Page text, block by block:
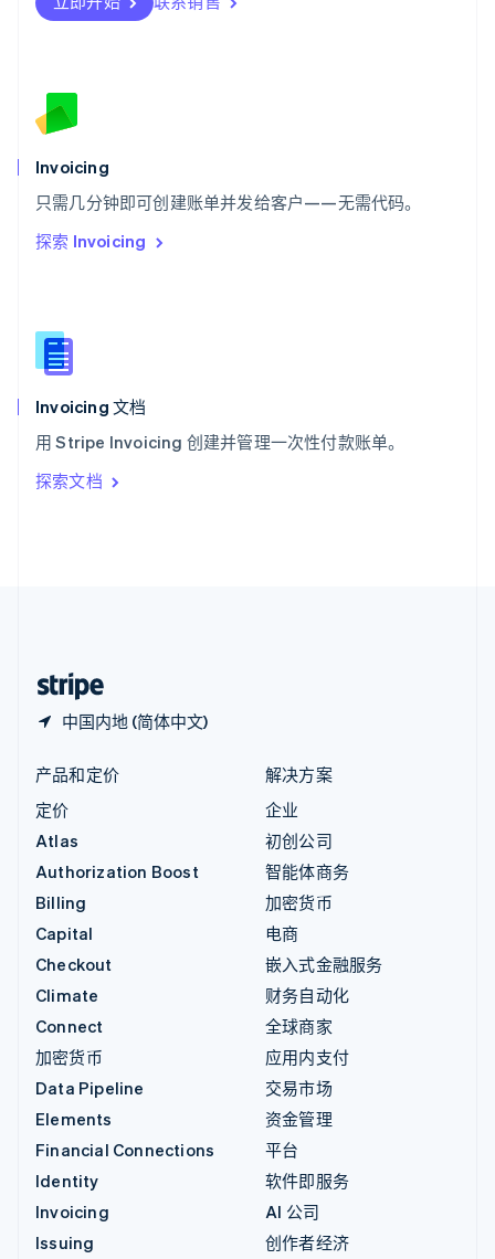
Invoicing
只需几分钟即可创建账单并发给客户——无需代码。
探索 Invoicing
Invoicing 文档
用 Stripe Invoicing 创建并管理一次性付款账单。
探索文档
中国内地 (简体中文)
塞浦路斯
English
ไทยEnglish
希腊
English
西班牙
新西兰
English
匈牙利
English
ItalianoEnglish
印度
English
产品和定价
定价
Atlas
Authorization Boost
Billing
Capital
Checkout
Climate
Connect
加密货币
Data Pipeline
Elements
Financial Connections
Identity
Invoicing
Issuing
解决方案
企业
初创公司
智能体商务
加密货币
电商
嵌入式金融服务
财务自动化
全球商家
应用内支付
交易市场
资金管理
平台
软件即服务
AI 公司
创作者经济